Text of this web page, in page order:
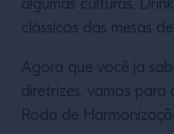
algumas culturas.
clássicos das mesas
Agora que você já
diretrizes, vamos
Roda de